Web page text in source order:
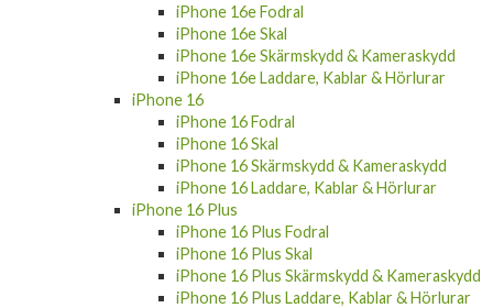
iPhone 16e Fodral
iPhone 16e Skal
iPhone 16e Skärmskydd & Kameraskydd
iPhone 16e Laddare, Kablar & Hörlurar
iPhone 16
iPhone 16 Fodral
iPhone 16 Skal
iPhone 16 Skärmskydd & Kameraskydd
iPhone 16 Laddare, Kablar & Hörlurar
iPhone 16 Plus
iPhone 16 Plus Fodral
iPhone 16 Plus Skal
iPhone 16 Plus Skärmskydd & Kameraskydd
iPhone 16 Plus Laddare, Kablar & Hörlurar